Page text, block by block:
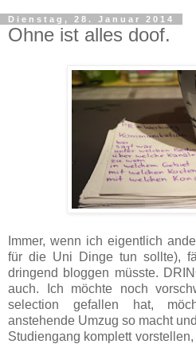
Dienstag, 28. Januar 2014
Ohne ist alles doof.
Immer, wenn ich eigentlich
für die Uni Dinge tun sollte),
dringend bloggen müsste.
auch. Ich möchte noch
selection gefallen hat,
anstehende Umzug so macht
Studiengang komplett